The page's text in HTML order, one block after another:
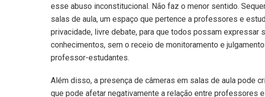
esse abuso inconstitucional. Não faz o menor sentido.
salas de aula, um espaço que pertence a professores e
privacidade, livre debate, para que todos possam expressar
conhecimentos, sem o receio de monitoramento e
professor-estudantes.
Além disso, a presença de câmeras em salas de aula pode
que pode afetar negativamente a relação entre professores